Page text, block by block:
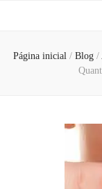
Página inicial / Blog /